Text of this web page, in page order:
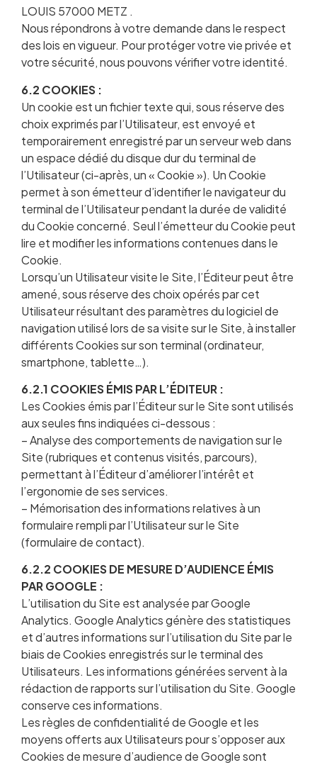
LOUIS 57000 METZ .
Nous répondrons à votre demande dans le respect
des lois en vigueur. Pour protéger votre vie privée et
votre sécurité, nous pouvons vérifier votre identité.
6.2 COOKIES :
Un cookie est un fichier texte qui, sous réserve des
choix exprimés par l’Utilisateur, est envoyé et
temporairement enregistré par un serveur web dans
un espace dédié du disque dur du terminal de
l’Utilisateur (ci-après, un « Cookie »). Un Cookie
permet à son émetteur d’identifier le navigateur du
terminal de l’Utilisateur pendant la durée de validité
du Cookie concerné. Seul l’émetteur du Cookie peut
lire et modifier les informations contenues dans le
Cookie.
Lorsqu’un Utilisateur visite le Site, l’Éditeur peut être
amené, sous réserve des choix opérés par cet
Utilisateur résultant des paramètres du logiciel de
navigation utilisé lors de sa visite sur le Site, à installer
différents Cookies sur son terminal (ordinateur,
smartphone, tablette…).
6.2.1 COOKIES ÉMIS PAR L’ÉDITEUR :
Les Cookies émis par l’Éditeur sur le Site sont utilisés
aux seules fins indiquées ci-dessous :
– Analyse des comportements de navigation sur le
Site (rubriques et contenus visités, parcours),
permettant à l’Éditeur d’améliorer l’intérêt et
l’ergonomie de ses services.
– Mémorisation des informations relatives à un
formulaire rempli par l’Utilisateur sur le Site
(formulaire de contact).
6.2.2 COOKIES DE MESURE D’AUDIENCE ÉMIS
PAR GOOGLE :
L’utilisation du Site est analysée par Google
Analytics. Google Analytics génère des statistiques
et d’autres informations sur l’utilisation du Site par le
biais de Cookies enregistrés sur le terminal des
Utilisateurs. Les informations générées servent à la
rédaction de rapports sur l’utilisation du Site. Google
conserve ces informations.
Les règles de confidentialité de Google et les
moyens offerts aux Utilisateurs pour s’opposer aux
Cookies de mesure d’audience de Google sont